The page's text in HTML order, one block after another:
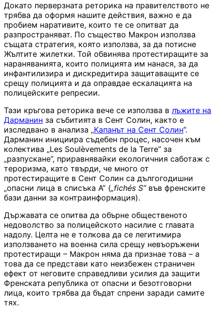
Докато перверзната реторика на правителството не
трябва да оформя нашите действия, важно е да
пробием наративите, които те се опитват да
разпространяват. По същество Макрон използва
същата стратегия, която използва, за да потисне
Жълтите жилетки. Той обвинява протестиращите за
нараняванията, които полицията им нанася, за да
инфантилизира и дискредитира защитаващите се
срещу полицията и да оправдае ескалацията на
полицейските репресии.
Тази кръгова реторика вече се използва в лъжите на
Дарманин за събитията в Сент Солин, както е
изследвано в анализа „Капанът на Сент Солин”.
Дарманин инициира съдебен процес, насочен към
колектива „Les Soulèvements de la Terre” за
„разпускане”, приравнявайки екологичния саботаж с
тероризма, като твърди, че много от
протестиращите в Сент Солин са дългогодишни
„опасни лица в списъка A” („fichés S”във френските
бази данни за контраинформация).
Държавата се опитва да обърне общественото
недоволство за полицейското насилие с главата
надолу. Целта не е толкова да се легитимира
използването на военна сила срещу невъоръжени
протестиращи – Макрон няма да признае това – а
това да се представи като неизбежен страничен
ефект от неговите справедливи усилия да защити
Френската република от опасни и безотговорни
лица, които трябва да бъдат спрени заради самите
тях.